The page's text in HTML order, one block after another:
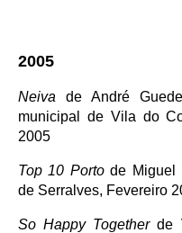
2005
Neiva de André
municipal de Vila do
2005
Top 10 Portode Miguel
de Serralves, Fevereiro
So Happy Togetherde